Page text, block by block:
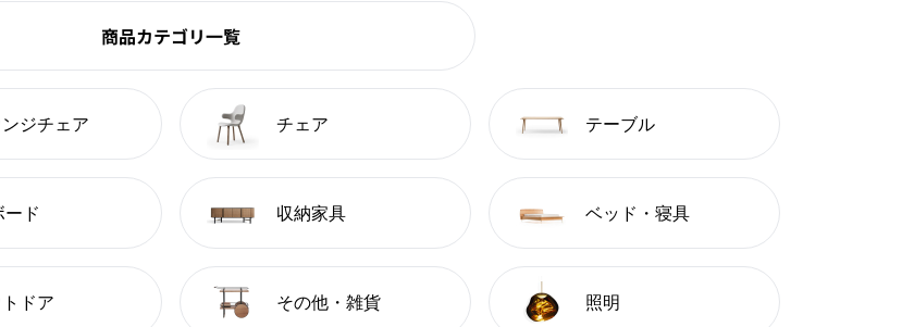
商品カテゴリ一覧
ジチェア チェア テーブル
ード 収納家具 ベッド・寝具
ドア その他・雑貨 照明